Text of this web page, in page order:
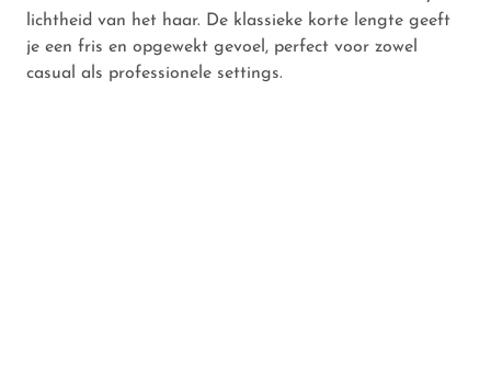
lichtheid van het haar. De klassieke korte lengte geeft
je een fris en opgewekt gevoel, perfect voor zowel
casual als professionele settings.